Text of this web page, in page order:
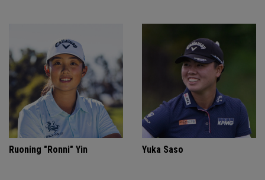
Ruoning "Ronni" Yin Yuka Saso